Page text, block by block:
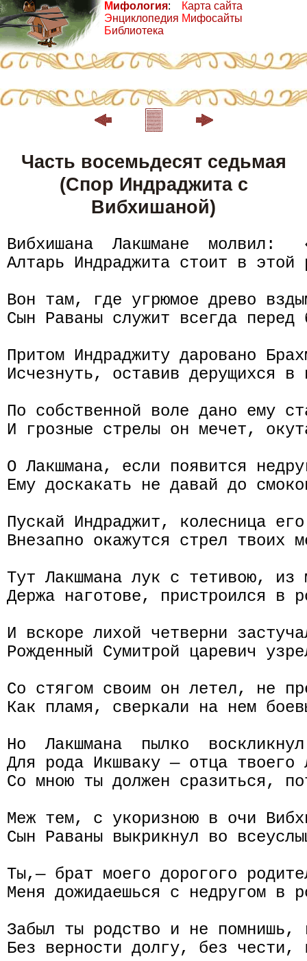
Мифология:
Энциклопедия
Библиотека
Карта сайта
Мифосайты
Часть восемьдесят седьмая
(Спор Индраджита с
Вибхишаной)
Вибхишана  Лакшмане  молвил:
Алтарь Индраджита стоит в этой
Вон там, где угрюмое древо
Сын Раваны служит всегда перед
Притом Индраджиту даровано
Исчезнуть, оставив дерущихся в
По собственной воле дано ему
И грозные стрелы он мечет,
О Лакшмана, если появится
Ему доскакать не давай до
Пускай Индраджит, колесница
Внезапно окажутся стрел твоих
Тут Лакшмана лук с тетивою, из
Держа наготове, пристроился в
И вскоре лихой четверни
Рожденный Сумитрой царевич
Со стягом своим он летел, не
Как пламя, сверкали на нем
Но  Лакшмана  пылко
Для рода Икшваку — отца твоего
Со мною ты должен сразиться,
Меж тем, с укоризною в очи
Сын Раваны выкрикнул во
Ты,— брат моего дорогого
Меня дожидаешься с недругом в
Забыл ты родство и не помнишь,
Без верности долгу, без чести,